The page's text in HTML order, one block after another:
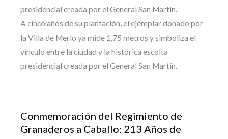
presidencial creada por el General San Martín.
A cinco años de su plantación, el ejemplar donado por
la Villa de Merlo ya mide 1,75 metros y simboliza el
vínculo entre la ciudad y la histórica escolta
presidencial creada por el General San Martín.
Conmemoración del Regimiento de
Granaderos a Caballo: 213 Años de